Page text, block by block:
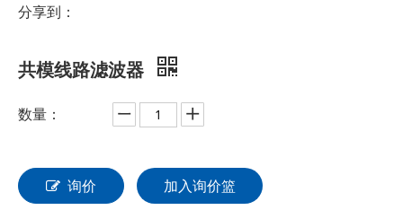
分享到：
共模线路滤波器
数量：
询价 加入询价篮